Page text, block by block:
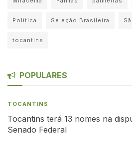
Política Seleção Brasileira
tocantins
POPULARES
TOCANTINS
Tocantins terá 13 nomes na
Senado Federal